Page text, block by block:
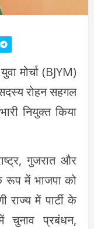
मोर्चा (BJYM)
सदस्य रोहन सहगल
नियुक्त किया
गुजरात और
रूप में भाजपा को
राज्य में पार्टी के
चुनाव प्रबंधन,